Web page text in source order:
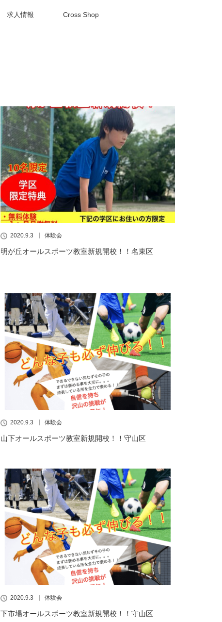
求人情報 Cross Shop
2020.9.3 体験会
明が丘オールスポーツ教室新規開校！！名東区
2020.9.3 体験会
山下オールスポーツ教室新規開校！！守山区
2020.9.3 体験会
下市場オールスポーツ教室新規開校！！守山区